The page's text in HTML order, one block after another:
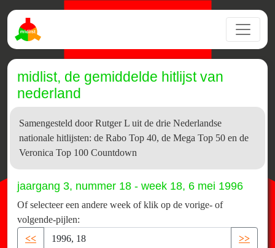
midlist, de gemiddelde hitlijst van
nederland
Samengesteld door Rutger L uit de drie Nederlandse
nationale hitlijsten: de Rabo Top 40, de Mega Top 50 en de
Veronica Top 100 Countdown
jaargang 3, nummer 18 - week 18, 6 mei 1996
Of selecteer een andere week of klik op de vorige- of
volgende-pijlen:
<<
>>